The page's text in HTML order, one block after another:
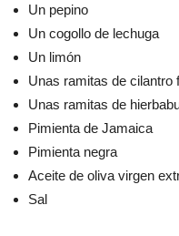
Un pepino
Un cogollo de lechuga
Un limón
Unas ramitas de cilantro
Unas ramitas de
Pimienta de Jamaica
Pimienta negra
Aceite de oliva virgen
Sal